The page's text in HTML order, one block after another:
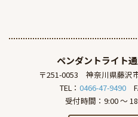
ペンダントライト
〒251-0053 神奈川県藤沢
TEL： 0466-47-9490
受付時間：9:00 ～